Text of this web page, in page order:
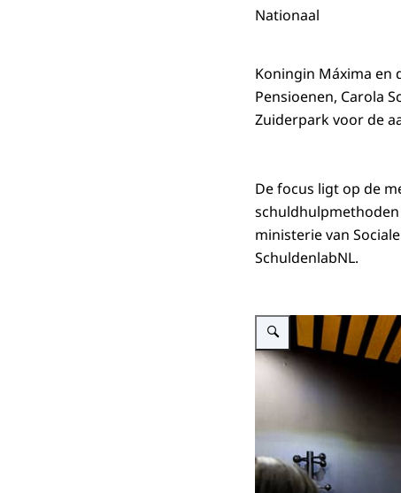
Nationaal
Koningin Máxima en
Pensioenen, Carola
Zuiderpark voor de
De focus ligt op de
ministerie van
SchuldenlabNL.
Vergroot afbeelding